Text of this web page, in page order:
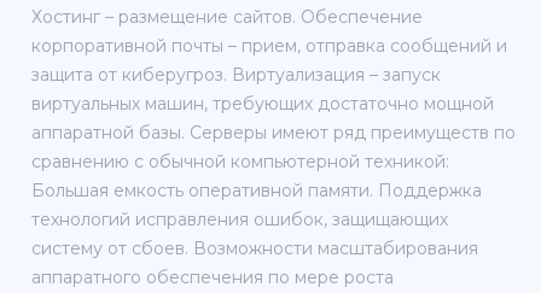
Хостинг – размещение сайтов. Обеспечение
корпоративной почты – прием, отправка сообщений и
защита от киберугроз. Виртуализация – запуск
виртуальных машин, требующих достаточно мощной
аппаратной базы. Серверы имеют ряд преимуществ по
сравнению с обычной компьютерной техникой:
Большая емкость оперативной памяти. Поддержка
технологий исправления ошибок, защищающих
систему от сбоев. Возможности масштабирования
аппаратного обеспечения по мере роста